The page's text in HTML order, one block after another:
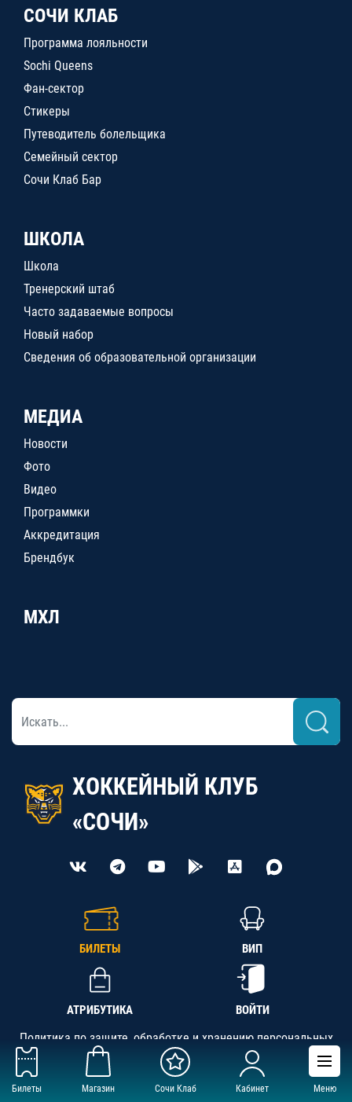
Билеты Магазин Сочи Клаб Кабинет Меню
СОЧИ КЛАБ
Программа лояльности
Sochi Queens
Фан-сектор
Стикеры
Путеводитель болельщика
Семейный сектор
Сочи Клаб Бар
ШКОЛА
Школа
Тренерский штаб
Часто задаваемые вопросы
Новый набор
Сведения об образовательной организации
МЕДИА
Новости
Фото
Видео
Программки
Аккредитация
Брендбук
МХЛ
ХОККЕЙНЫЙ КЛУБ
«СОЧИ»
БИЛЕТЫ ВИП
АТРИБУТИКА ВОЙТИ
Политика по защите, обработке и хранению персональных
данных
АНО «СК «Кубань-Регион», ОГРН 1142300002349,